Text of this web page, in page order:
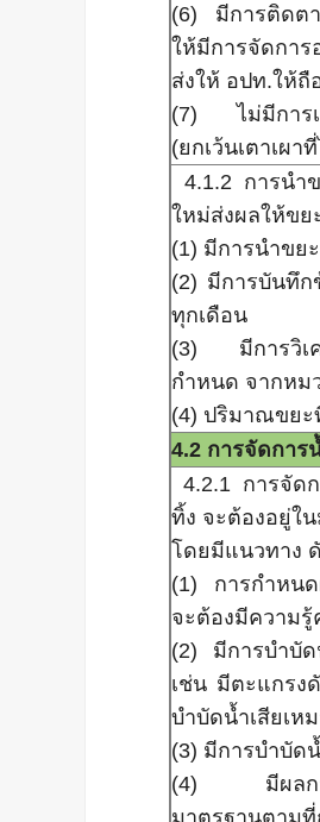
(6) มีการติดต
ให้มีการจัดกา
ส่งให้ อปท.ให้ถื
(7) ไม่มีการเ
(ยกเว้นเตาเผ
4.1.2 การนำ
ใหม่ส่งผลให้ข
(1) มีการนำขย
(2) มีการบันทึ
ทุกเดือน
(3) มีการวิเค
กำหนด จากหม
(4) ปริมาณขย
4.2 การจัดการ
4.2.1 การจัด
ทิ้ง จะต้องอยู่ใ
โดยมีแนวทาง
(1) การกำหน
จะต้องมีความรู้
(2) มีการบำบัด
เช่น มีตะแกรง
บำบัดน้ำเสียเห
(3) มีการบำบัด
(4) มีผลการ
มาตรฐานตาม